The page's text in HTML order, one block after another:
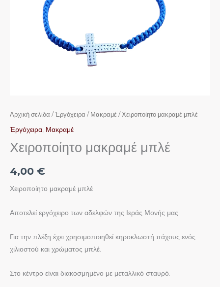
Αρχική σελίδα / Ἐργόχειρα / Μακραμέ / Χειροποίητο μακραμέ μπλέ
Ἐργόχειρα Μακραμέ
Χειροποίητο μακραμέ μπλέ
4,00 €
Χειροποίητο μακραμέ μπλέ
Αποτελεί εργόχειρο των αδελφών της Ιεράς Μονής μας.
Για την πλέξη έχει χρησιμοποιηθεί κηροκλωστή πάχους ενός
χιλιοστού και χρώματος μπλέ.
Στο κέντρο είναι διακοσμημένο με μεταλλικό σταυρό.